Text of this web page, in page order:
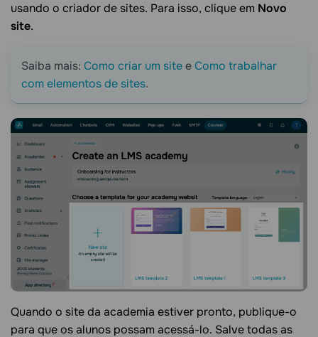
usando o criador de sites. Para isso, clique em Novo
site.
Saiba mais: Como criar um siteeComo trabalhar
com elementos de sites.
Quando o site da academia estiver pronto, publique-o
para que os alunos possam acessá-lo. Salve todas as